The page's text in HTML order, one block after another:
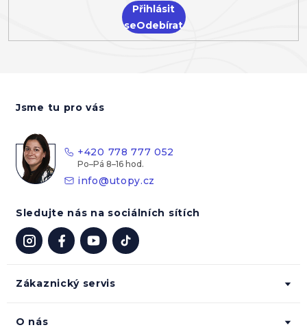
Přihlásit
se
Zákaznický servis
O nás
Jsme tu pro vás
+420 778 777 052
info@utopy.cz
Sledujte nás na sociálních sítích